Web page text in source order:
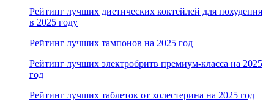
Рейтинг лучших диетических коктейлей для похудения
в 2025 году
Рейтинг лучших тампонов на 2025 год
Рейтинг лучших электробритв премиум-класса на 2025
год
Рейтинг лучших таблеток от холестерина на 2025 год